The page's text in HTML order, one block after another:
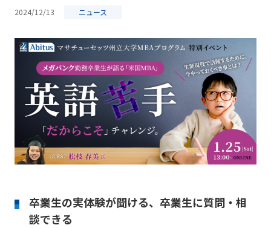
2024/12/13 ニュース
卒業生の実体験が聞ける、卒業生に質問・相
談できる